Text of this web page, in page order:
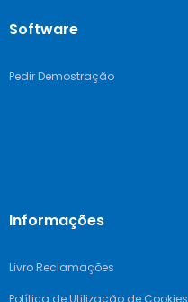
Software
Pedir Demostração
Informações
Livro Reclamações